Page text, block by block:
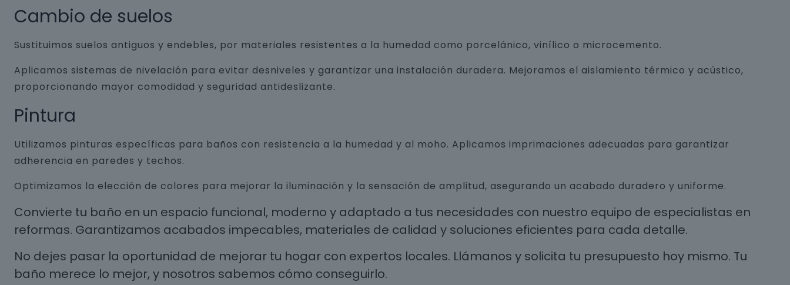
Cambio de suelos
Sustituimos suelos antiguos y endebles, por materiales resistentes a la humedad como porcelánico, vinílico o microcemento.
Aplicamos sistemas de nivelación para evitar desniveles y garantizar una instalación duradera. Mejoramos el aislamiento térmico y acústico,
proporcionando mayor comodidad y seguridad antideslizante.
Pintura
Utilizamos pinturas específicas para baños con resistencia a la humedad y al moho. Aplicamos imprimaciones adecuadas para garantizar
adherencia en paredes y techos.
Optimizamos la elección de colores para mejorar la iluminación y la sensación de amplitud, asegurando un acabado duradero y uniforme.
Convierte tu baño en un espacio funcional, moderno y adaptado a tus necesidades con nuestro equipo de especialistas en
reformas. Garantizamos acabados impecables, materiales de calidad y soluciones eficientes para cada detalle.
No dejes pasar la oportunidad de mejorar tu hogar con expertos locales. Llámanos y solicita tu presupuesto hoy mismo. Tu
baño merece lo mejor, y nosotros sabemos cómo conseguirlo.